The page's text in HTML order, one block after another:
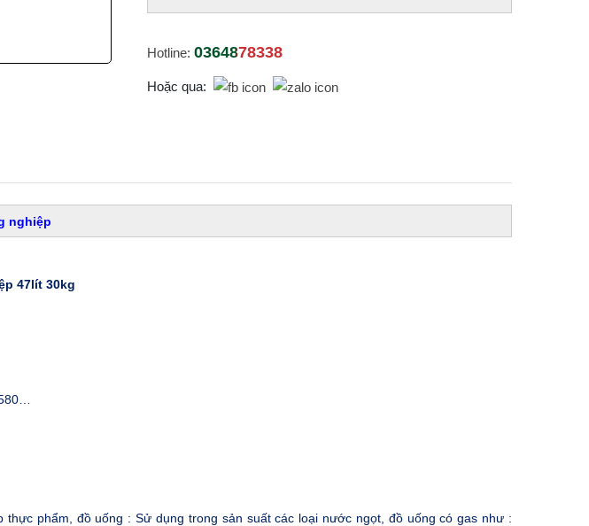
Hotline: 0364878338
Hoặc qua:
nghiệp
47lít 30kg
thực phẩm, đồ uống : Sử dụng trong sản suất các loại nước ngọt, đồ uống có gas như :